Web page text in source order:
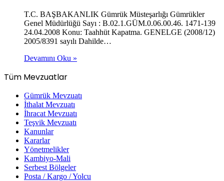
T.C. BAŞBAKANLIK Gümrük Müsteşarlığı Gümrükler
Genel Müdürlüğü Sayı : B.02.1.GÜM.0.06.00.46. 1471-139
24.04.2008 Konu: Taahhüt Kapatma. GENELGE (2008/12)
2005/8391 sayılı Dahilde…
Devamını Oku »
Tüm Mevzuatlar
Gümrük Mevzuatı
İthalat Mevzuatı
İhracat Mevzuatı
Teşvik Mevzuatı
Kanunlar
Kararlar
Yönetmelikler
Kambiyo-Mali
Serbest Bölgeler
Posta / Kargo / Yolcu